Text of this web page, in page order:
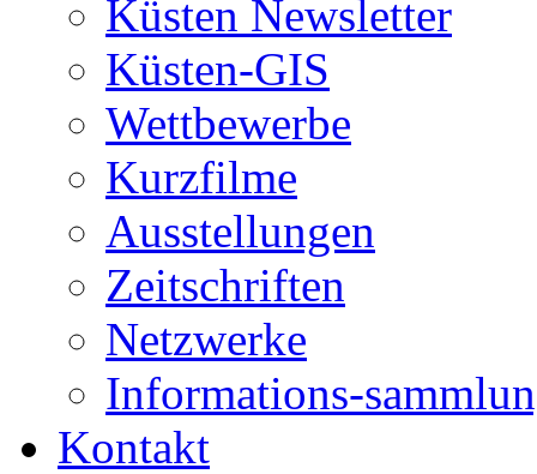
Küsten Newsletter
Küsten-GIS
Wettbewerbe
Kurzfilme
Ausstellungen
Zeitschriften
Netzwerke
Informations-
Kontakt